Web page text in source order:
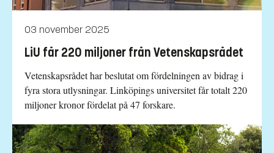
03 november 2025
LiU får 220 miljoner från Vetenskapsrådet
Vetenskapsrådet har beslutat om fördelningen av bidrag i
fyra stora utlysningar. Linköpings universitet får totalt 220
miljoner kronor fördelat på 47 forskare.